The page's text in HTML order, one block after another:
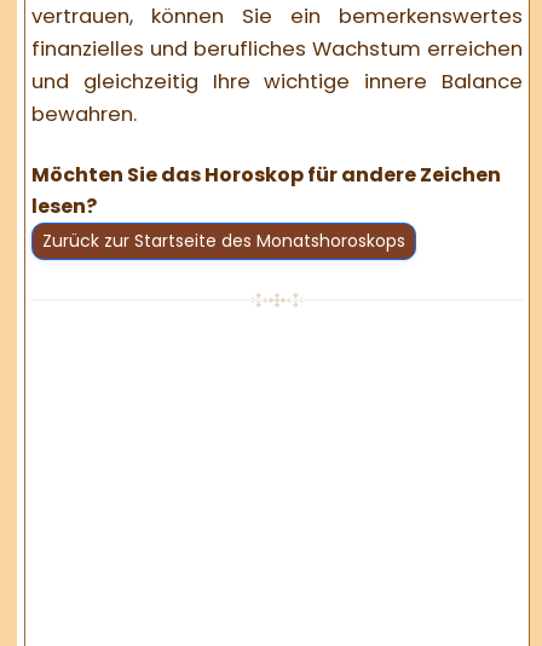
vertrauen, können Sie ein bemerkenswertes
finanzielles und berufliches Wachstum erreichen
und gleichzeitig Ihre wichtige innere Balance
bewahren.
Möchten Sie das Horoskop für andere Zeichen
lesen?
Zurück zur Startseite des Monatshoroskops